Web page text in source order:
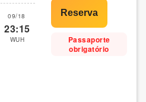
09/18
23:15
WUH
Passaporte
obrigatório